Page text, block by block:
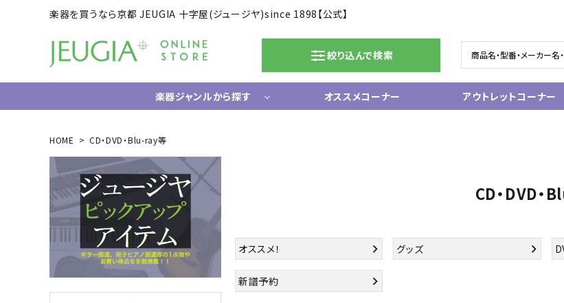
楽器を買うなら京都 JEUGIA 十字屋(ジュージヤ)since 1898【公式】
絞り込んで検索
楽器ジャンルから探す
ギター/ベース
エレキギター
エレキベース
アコースティックギター
中古ギター・アウトレットギター
ウクレレ
ギター関連小物
アンプ
エフェクター
ライフスタイルグッズ
中古ピアノ
関連アクセサリー
オススメコーナー アウトレットコーナー
HOME CD・DVD・Blu-ray等
CD・DVD・
オススメ！
グッズ
新譜予約